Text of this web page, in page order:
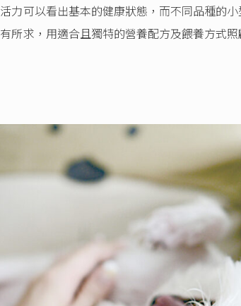
可以看出基本的健康狀態，而不同品種的小
所求，用適合且獨特的營養配方及餵養方式